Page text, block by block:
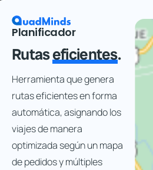
Planificador
Rutaseficientes.
Herramienta que genera
rutas eficientes en forma
automática, asignando los
viajes de manera
optimizada según un mapa
de pedidos y múltiples